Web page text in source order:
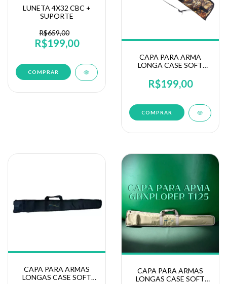
LUNETA 4X32 CBC +
SUPORTE
R$659,00
R$199,00
CAPA PARA ARMA
LONGA CASE SOFT
R$199,00
CAPA PARA ARMAS
LONGAS CASE SOFT
CAPA PARA ARMAS
LONGAS CASE SOFT